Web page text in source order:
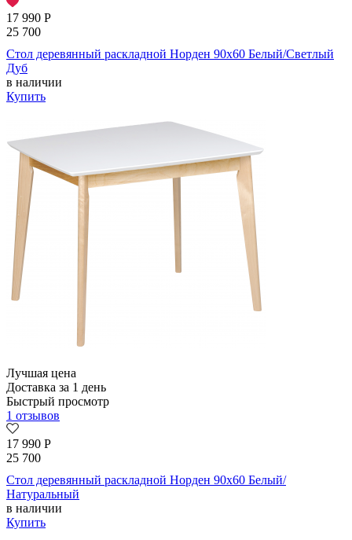
17 990 Р
25 700
Стол деревянный раскладной Норден 90х60 Белый/Светлый
Дуб
в наличии
Купить
Лучшая цена
Доставка за 1 день
Быстрый просмотр
1 отзывов
17 990 Р
25 700
Стол деревянный раскладной Норден 90х60 Белый/
Натуральный
в наличии
Купить